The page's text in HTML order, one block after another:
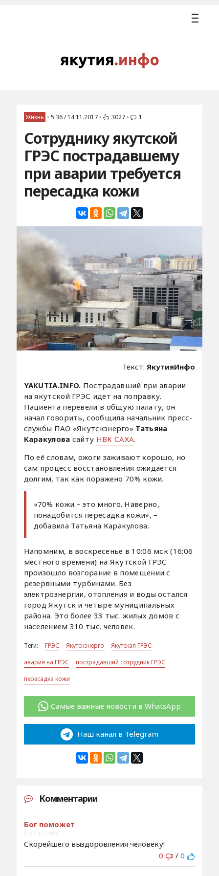
Жизнь • 5:36 / 14.11.2017 • 3027 • 1
Сотруднику якутской
ГРЭС пострадавшему
при аварии требуется
пересадка кожи
Текст: ЯкутияИнфо
YAKUTIA.INFO. Пострадавший при аварии
на якутской ГРЭС идет на поправку.
Пациента перевели в общую палату, он
начал говорить, сообщила начальник пресс-
службы ПАО «Якутскэнерго» Татьяна
Каракулова сайту НВК САХА.
По её словам, ожоги заживают хорошо, но
сам процесс восстановления ожидается
долгим, так как поражено 70% кожи.
«70% кожи – это много. Наверно,
понадобится пересадка кожи», –
добавила Татьяна Каракулова.
Напомним, в воскресенье в 10:06 мск (16:06
местного времени) на Якутской ГРЭС
произошло возгорание в помещении с
резервными турбинами. Без
электроэнергии, отопления и воды остался
город Якутск и четыре муниципальных
района. Это более 33 тыс. жилых домов с
населением 310 тыс. человек.
Теги: ГРЭС Якутскэнерго
Якутская ГРЭС
авария на ГРЭС
пострадавший сотрудник ГРЭС
пересадка кожи
Самые важные новости в WhatsApp
Наш канал в Telegram
Комментарии
Бог поможет
6:27 / 14.11.2017
Скорейшего выздоровления человеку!
0
/ 0